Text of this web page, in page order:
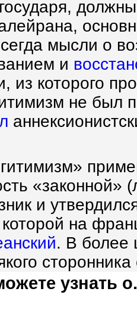
государя,
мысли о
и
из которого
не был
«законной»
и
которой на
. В более
узнать